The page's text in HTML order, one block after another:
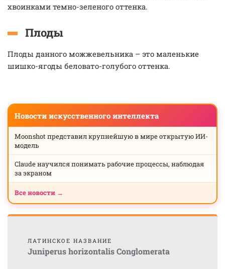
хвоинками темно-зеленого оттенка.
Плоды
Плоды данного можжевельника – это маленькие
шишко-ягоды беловато-голубого оттенка.
Новости искусственного интеллекта
Moonshot представил крупнейшую в мире открытую ИИ-
модель
Claude научился понимать рабочие процессы, наблюдая
за экраном
Все новости →
ЛАТИНСКОЕ НАЗВАНИЕ
Juniperus horizontalis Conglomerata